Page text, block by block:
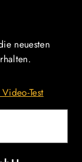
neuesten
Test